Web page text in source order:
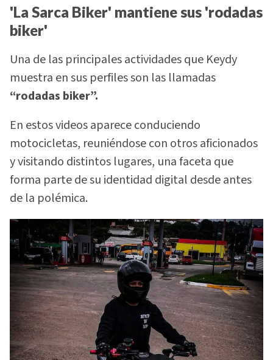
'La Sarca Biker' mantiene sus 'rodadas
biker'
Una de las principales actividades que Keydy
muestra en sus perfiles son las llamadas
“rodadas biker”.
En estos videos aparece conduciendo
motocicletas, reuniéndose con otros aficionados
y visitando distintos lugares, una faceta que
forma parte de su identidad digital desde antes
de la polémica.